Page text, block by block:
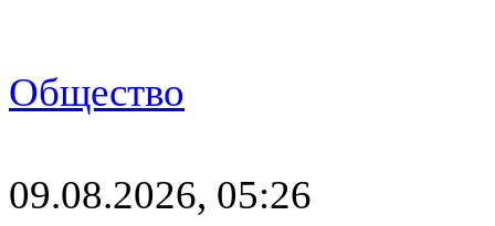
Общество
09.08.2026, 05:26